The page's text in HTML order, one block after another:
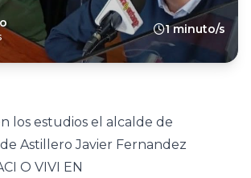
1 minuto/s
los estudios el alcalde de
Astillero Javier Fernandez
O VIVI EN